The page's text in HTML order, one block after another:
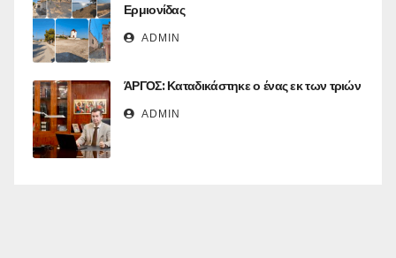
Ερμιονίδας
ADMIN
ΆΡΓΟΣ: Καταδικάστηκε ο ένας εκ των τριών
ADMIN